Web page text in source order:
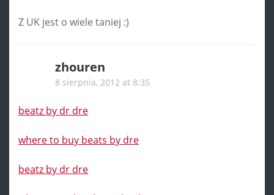
Z UK jest o wiele taniej :)
zhouren
8 sierpnia, 2012 at 8:35
beatz by dr dre
where to buy beats by dre
beatz by dr dre